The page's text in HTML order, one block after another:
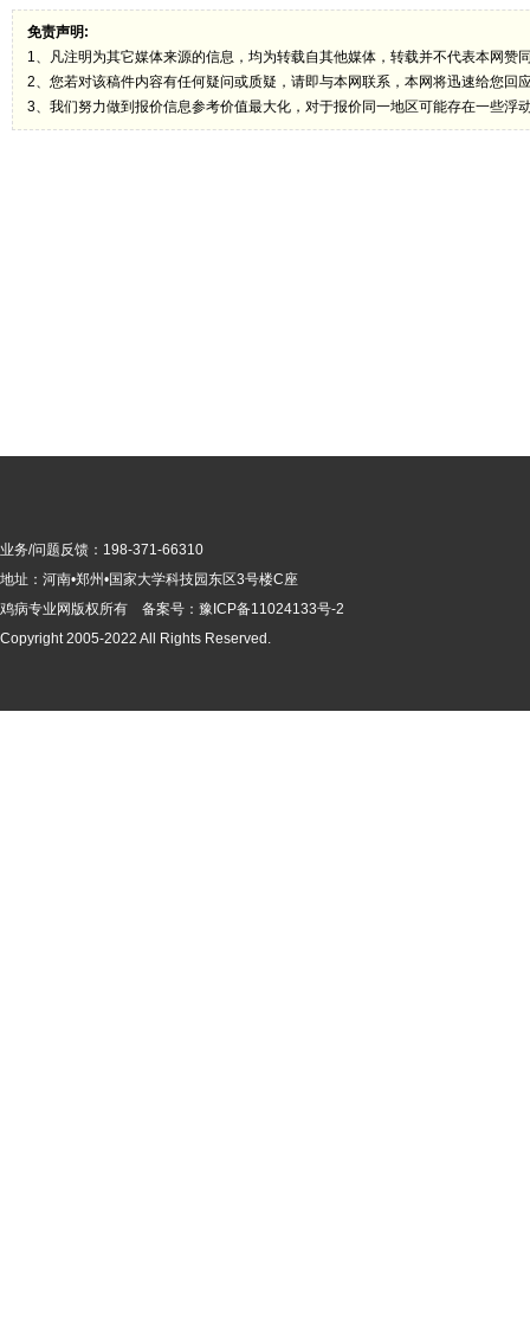
免责声明:
1、凡注明为其它媒体来源的信息，均为转载自其他媒体，转载并不代表本网赞
2、您若对该稿件内容有任何疑问或质疑，请即与本网联系，本网将迅速给您回
3、我们努力做到报价信息参考价值最大化，对于报价同一地区可能存在一些浮
业务/问题反馈：198-371-66310
地址：河南•郑州•国家大学科技园东区3号楼C座
鸡病专业网版权所有 备案号： 豫ICP备11024133号-2
Copyright 2005-2022 All Rights Reserved.